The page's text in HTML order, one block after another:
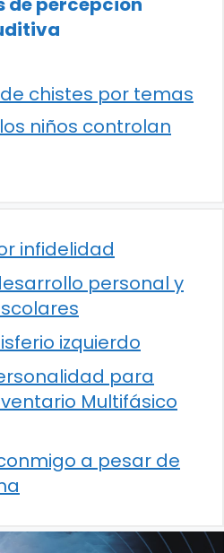
chistes por temas
niños controlan
infidelidad
personal y
izquierdo
para
Multifásico
a pesar de